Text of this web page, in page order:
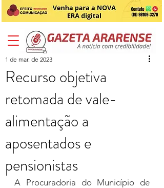
Recurso objetiva
retomada de vale-
alimentação a
aposentados e
pensionistas
1 de mar. de 2023
A Procuradoria do Município de